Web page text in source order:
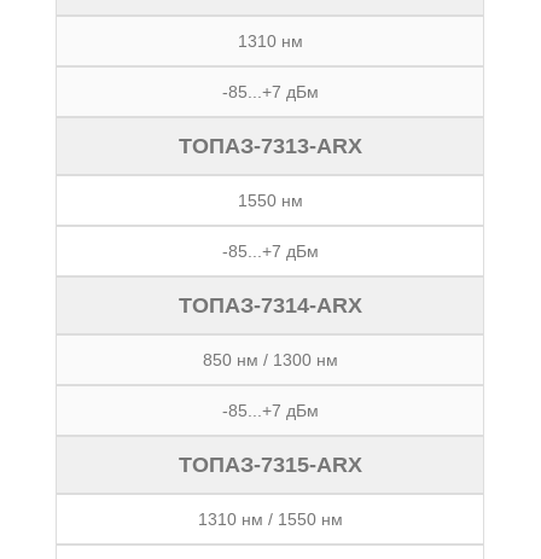
1310 нм
-85...+7 дБм
ТОПАЗ-7313-ARX
1550 нм
-85...+7 дБм
ТОПАЗ-7314-ARX
850 нм / 1300 нм
-85...+7 дБм
ТОПАЗ-7315-ARX
1310 нм / 1550 нм